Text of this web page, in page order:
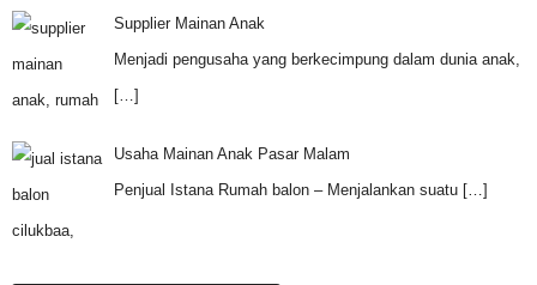
Supplier Mainan Anak
Menjadi pengusaha yang berkecimpung dalam dunia anak,
[…]
Usaha Mainan Anak Pasar Malam
Penjual Istana Rumah balon – Menjalankan suatu […]